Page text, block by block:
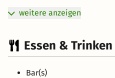
weitere anzeigen
Essen & Trinken
Bar(s)